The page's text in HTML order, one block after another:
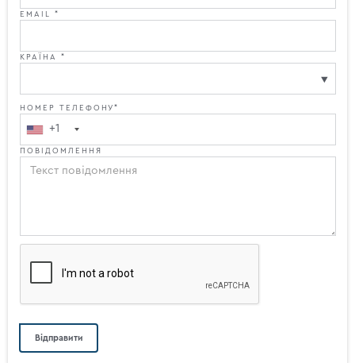
EMAIL *
КРАЇНА *
НОМЕР ТЕЛЕФОНУ*
+1
ПОВІДОМЛЕННЯ